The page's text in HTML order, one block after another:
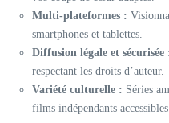
Multi-plateformes :
smartphones et tablettes.
Diffusion légale et sécurisée
respectant les droits d’auteur.
Variété culturelle : Séries
films indépendants